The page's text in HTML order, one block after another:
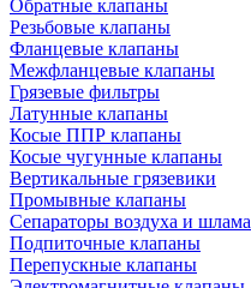
Обратные клапаны
Резьбовые клапаны
Фланцевые клапаны
Межфланцевые клапаны
Грязевые фильтры
Латунные клапаны
Косые ППР клапаны
Косые чугунные клапаны
Вертикальные грязевики
Промывные клапаны
Сепараторы воздуха и шлама
Подпиточные клапаны
Перепускные клапаны